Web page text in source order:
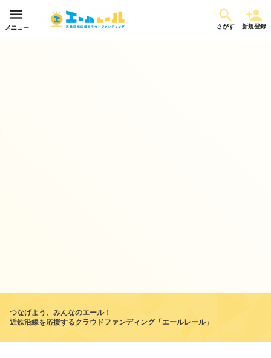
メニュー さがす 新規登録
つなげよう、みんなのエール！
近鉄沿線を応援するクラウドファンディング「エールレール」